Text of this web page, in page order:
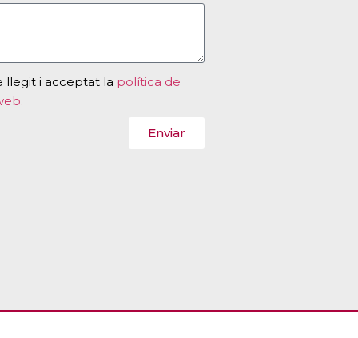
llegit i acceptat la política de
Enviar